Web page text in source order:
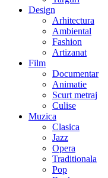
Design
Arhitectura
Ambiental
Fashion
Artizanat
Film
Documentar
Animatie
Scurt metraj
Culise
Muzica
Clasica
Jazz
Opera
Traditionala
Pop